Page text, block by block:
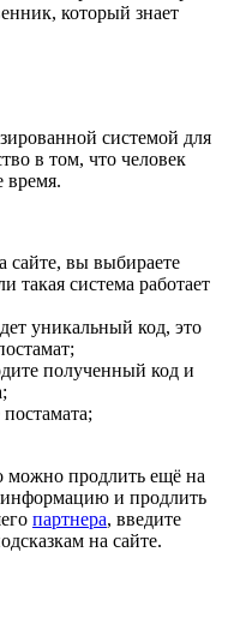
который знает
системой для
в том, что человек
время.
сайте, вы выбираете
такая система работает
уникальный код, это
полученный код и
можно продлить ещё на
и продлить
партнера, введите
на сайте.